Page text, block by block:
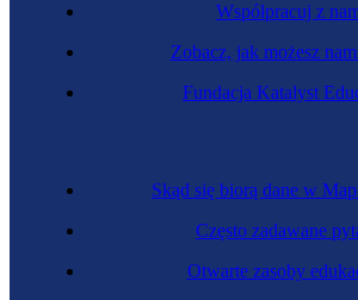
Skąd się biorą dane w
Często zadawane
Otwarte zasoby
Współpracuj z
Zobacz, jak możesz
Fundacja Katalyst